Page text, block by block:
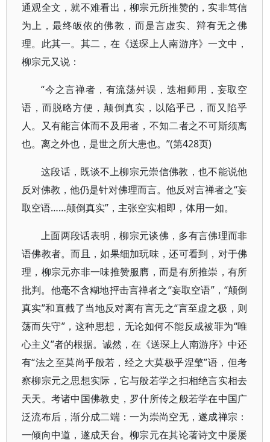
通观全文，就不难看出，柳宗元所推赞的，实非笃信
为上，最终皈依的佛教，而是言虚实、辩有无之佛
理。此其一。其二，在《送琛上人南游序》一文中，
柳宗元又说：
“今之言禅者，有流荡舛误，迭相师用，妄取空
语，而脱略方便，颠倒真实，以陷乎己，而又陷乎
人。又有能言体而不及用者，不知二者之不可斯须离
也。离之外也，是世之所大患也。”(第428页)
这段话，既谈不上柳宗元崇信佛教，也不能说他
反对佛教，他仍是针对佛理而言。他反对言禅者之“妄
取空语……颠倒真实”，主张空实相即，体用一如。
上面两段话表明，柳宗元谈佛，多有言佛理而非
语佛教者。而且，如果细加玩味，还可看到，对于佛
理，柳宗元亦非一味推赞服膺，而是有所推崇，有所
批判。他毫不含糊地抨击言禅者之“妄取空语”，“颠倒
真实”和直截了当地反对离有言无之“言至虚之极，则
荡而失守”，这种思想，无论如何不能反成被罪为“唯
心主义”者的根据。诚然，在《送琛上人南游序》中还
有“法之至莫尚乎般若，经之大莫极乎涅檠”语，但考
察柳宗元之思想实际，它与般若学之扫相绝言实相去
天天。考诸中国佛教史，罗什所传之般若学在中国广
泛流布后，渐分成二端：一为崇尚空无，遂成禅宗：
一倾向中道，遂成天台。柳宗元在其论著诗文中屡屡